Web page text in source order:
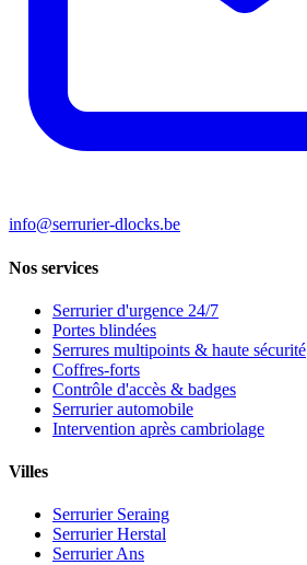
info@serrurier-dlocks.be
Nos services
Serrurier d'urgence 24/7
Portes blindées
Serrures multipoints & haute sécurité
Coffres-forts
Contrôle d'accès & badges
Serrurier automobile
Intervention après cambriolage
Villes
Serrurier Seraing
Serrurier Herstal
Serrurier Ans